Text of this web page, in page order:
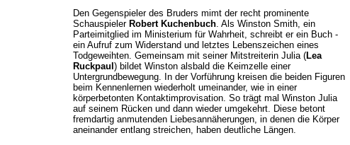
Den Gegenspieler des Bruders mimt der recht prominente
Schauspieler Robert Kuchenbuch. Als Winston Smith, ein
Parteimitglied im Ministerium für Wahrheit, schreibt er ein Buch -
ein Aufruf zum Widerstand und letztes Lebenszeichen eines
Todgeweihten. Gemeinsam mit seiner Mitstreiterin Julia (Lea
Ruckpaul ) bildet Winston alsbald die Keimzelle einer
Untergrundbewegung. In der Vorführung kreisen die beiden Figuren
beim Kennenlernen wiederholt umeinander, wie in einer
körperbetonten Kontaktimprovisation. So trägt mal Winston Julia
auf seinem Rücken und dann wieder umgekehrt. Diese betont
fremdartig anmutenden Liebesannäherungen, in denen die Körper
aneinander entlang streichen, haben deutliche Längen.